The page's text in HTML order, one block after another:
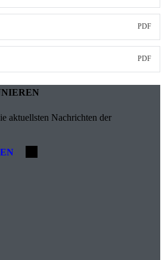
PDF
PDF
aktuellsten Nachrichten der